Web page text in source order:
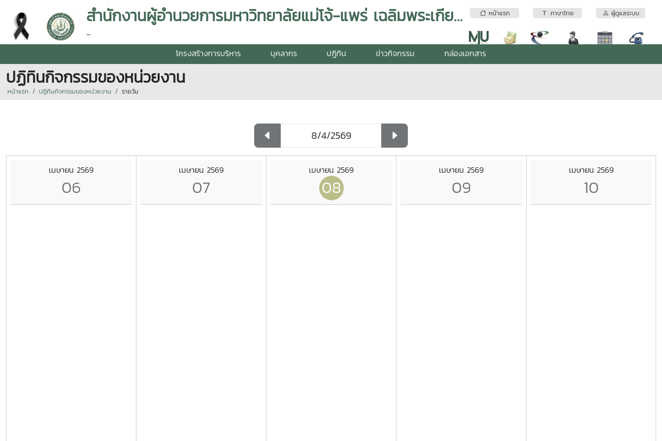
หน้าแรก ภาษาไทย ผู้ดูแลระบบ
สำนักงานผู้อำนวยการมหาวิทยาลัยแม่โจ้-แพร่ เฉลิมพระเกียรติ
-
โครงสร้างการบริหาร บุคลากร ปฏิทิน ข่าวกิจกรรม กล่องเอกสาร
ปฏิทินกิจกรรมของหน่วยงาน
หน้าแรก ปฏิทินกิจกรรมของหน่วยงาน รายวัน
เมษายน 2569
06
เมษายน 2569
07
เมษายน 2569
08
เมษายน 2569
09
เมษายน 2569
10